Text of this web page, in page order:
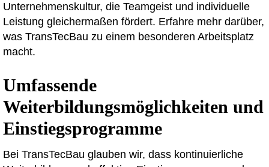
Unternehmenskultur, die Teamgeist und individuelle
Leistung gleichermaßen fördert. Erfahre mehr darüber,
was TransTecBau zu einem besonderen Arbeitsplatz
macht.
Umfassende
Weiterbildungsmöglichkeiten und
Einstiegsprogramme
Bei TransTecBau glauben wir, dass kontinuierliche